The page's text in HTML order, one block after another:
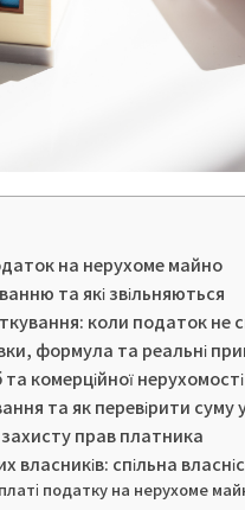
на нерухоме майно
та які звільняються
коли податок не
формула та реальні
комерційної нерухомості
та як перевірити суму
прав платника
власників: спільна
податку на нерухоме